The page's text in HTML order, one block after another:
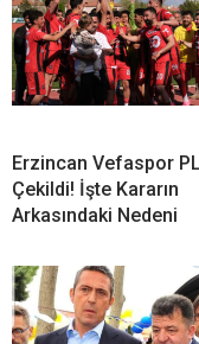
Erzincan Vefaspor
Çekildi! İşte Kararın
Arkasındaki Nedeni